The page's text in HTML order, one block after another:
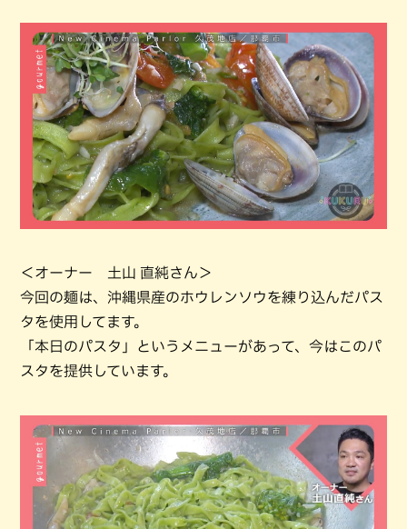
＜オーナー 土山 直純さん＞
今回の麺は、沖縄県産のホウレンソウを練り込んだパス
タを使用してます。
「本日のパスタ」というメニューがあって、今はこのパ
スタを提供しています。